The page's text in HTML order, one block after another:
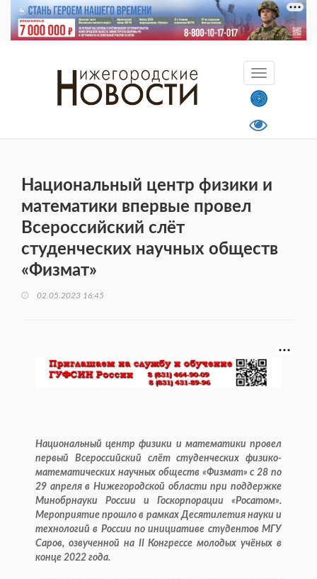
Национальный центр физики и
математики впервые провел
Всероссийский слёт
студенческих научных обществ
«Физмат»
02.05.2023 16:45
Национальный центр физики и математики провел
первый Всероссийский слёт студенческих физико-
математических научных обществ «Физмат» с 28 по
29 апреля в Нижегородской области при поддержке
Минобрнауки России и Госкорпорации «Росатом».
Мероприятие прошло в рамках Десятилетия науки и
технологий в России по инициативе студентов МГУ
Саров, озвученной на II Конгрессе молодых учёных в
конце 2022 года.